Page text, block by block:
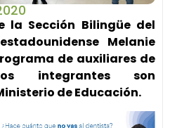
la Sección Bilingüe del
Melanie
de auxiliares de
integrantes son
de Educación.